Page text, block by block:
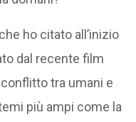
ho citato all’inizio
dal recente film
tra umani e
più ampi come la